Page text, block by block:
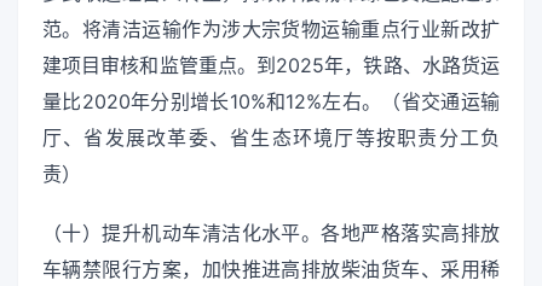
范。将清洁运输作为涉大宗货物运输重点行业新改扩
建项目审核和监管重点。到2025年，铁路、水路货运
量比2020年分别增长10%和12%左右。（省交通运输
厅、省发展改革委、省生态环境厅等按职责分工负
责）
（十）提升机动车清洁化水平。各地严格落实高排放
车辆禁限行方案，加快推进高排放柴油货车、采用稀